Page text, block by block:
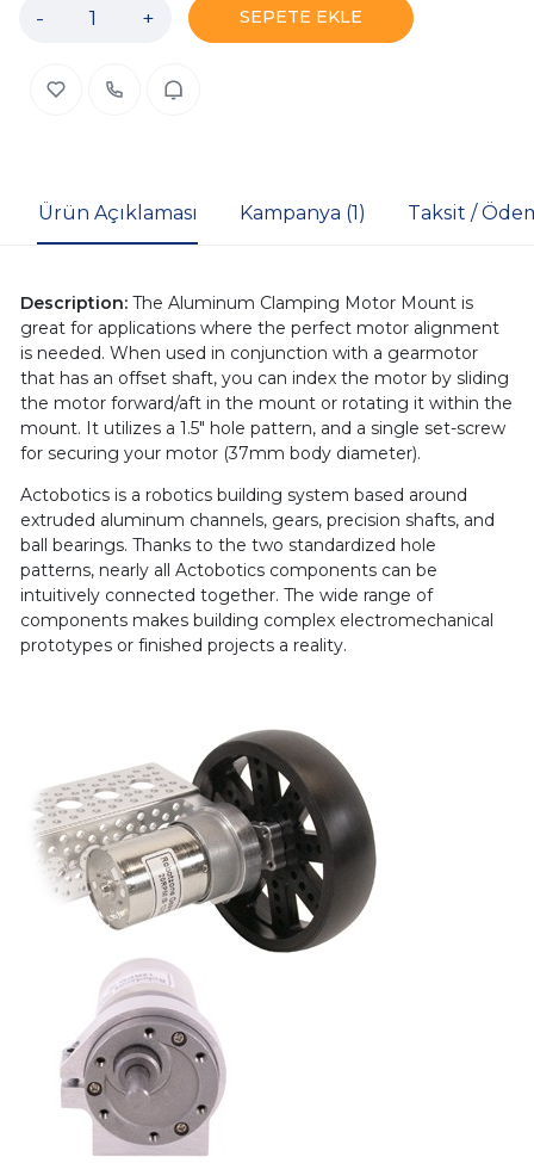
- + SEPETE EKLE
Ürün Açıklaması Kampanya (1) Taksit /
Description: The Aluminum Clamping Motor Mount is
great for applications where the perfect motor alignment
is needed. When used in conjunction with a gearmotor
that has an offset shaft, you can index the motor by sliding
the motor forward/aft in the mount or rotating it within the
mount. It utilizes a 1.5" hole pattern, and a single set-screw
for securing your motor (37mm body diameter).
Actobotics is a robotics building system based around
extruded aluminum channels, gears, precision shafts, and
ball bearings. Thanks to the two standardized hole
patterns, nearly all Actobotics components can be
intuitively connected together. The wide range of
components makes building complex electromechanical
prototypes or finished projects a reality.